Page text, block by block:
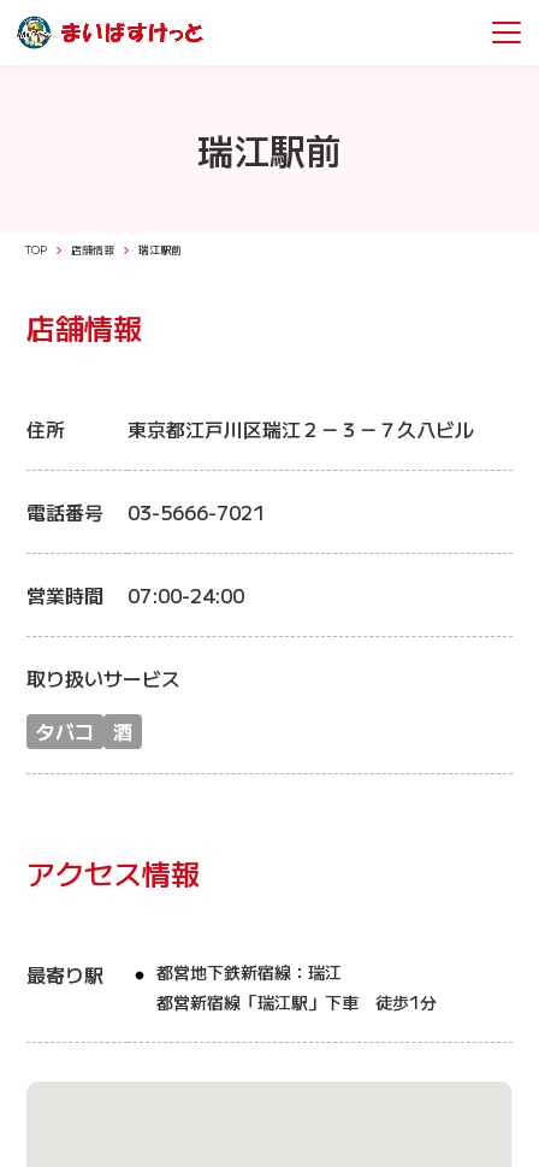
瑞江駅前
TOP 店舗情報 瑞江駅前
店舗情報
住所 東京都江戸川区瑞江２－３－７久八ビル
電話番号 03-5666-7021
営業時間 07:00-24:00
取り扱いサービス
タバコ
酒
アクセス情報
最寄り駅
都営地下鉄新宿線：瑞江
都営新宿線「瑞江駅」下車 徒歩1分